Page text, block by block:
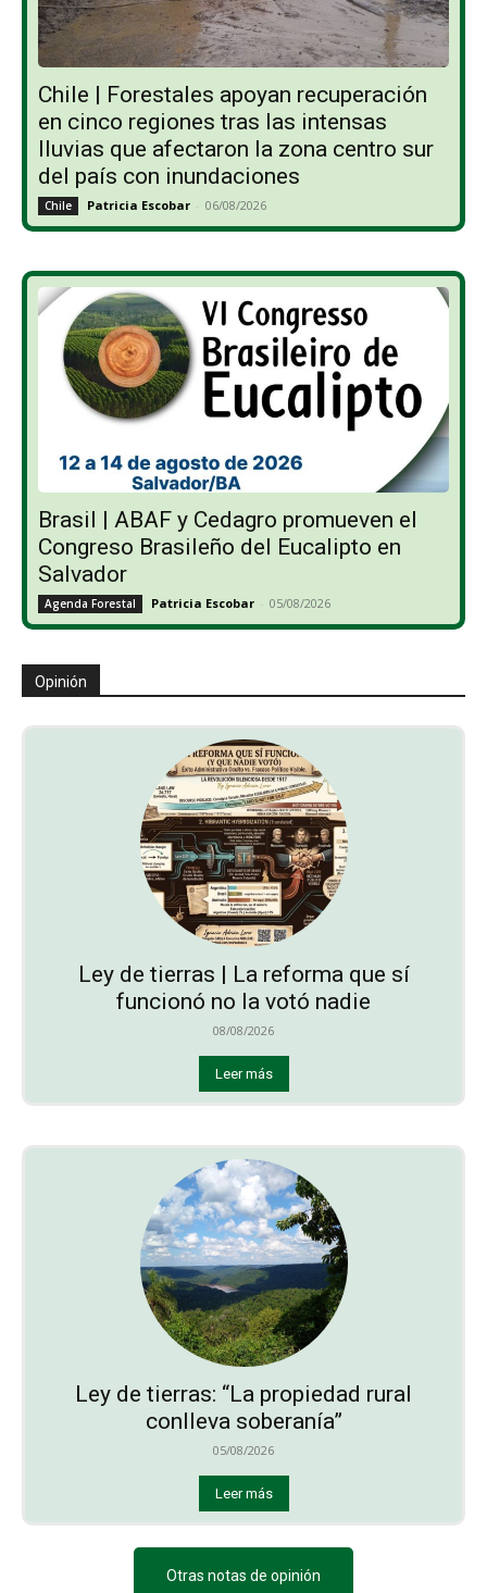
Chile | Forestales apoyan recuperación
en cinco regiones tras las intensas
lluvias que afectaron la zona centro sur
del país con inundaciones
Chile Patricia Escobar - 06/08/2026
Brasil | ABAF y Cedagro promueven el
Congreso Brasileño del Eucalipto en
Salvador
Agenda Forestal Patricia Escobar - 05/08/2026
Opinión
Ley de tierras | La reforma que sí
funcionó no la votó nadie
08/08/2026
Leer más
Ley de tierras: “La propiedad rural
conlleva soberanía”
05/08/2026
Leer más
Otras notas de opinión